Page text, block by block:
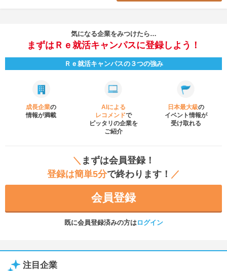
気になる企業をみつけたら…
まずはＲｅ就活キャンパスに登録しよう！
Ｒｅ就活キャンパスの３つの強み
成長企業の
情報が満載
AIによる
レコメンドで
ピッタリの企業を
ご紹介
日本最大級の
イベント情報が
受け取れる
＼ まずは会員登録！
登録は簡単5分で終わります！ ／
会員登録
既に会員登録済みの方はログイン
注目企業